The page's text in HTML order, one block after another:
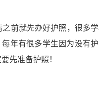
前就先办好护照，很多
年有很多学生因为没有
先准备护照！